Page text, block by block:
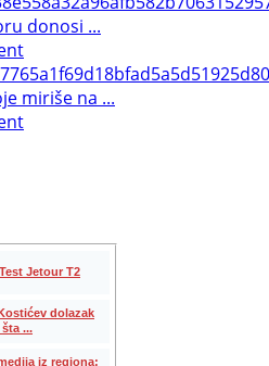
donosi ...
miriše na ...